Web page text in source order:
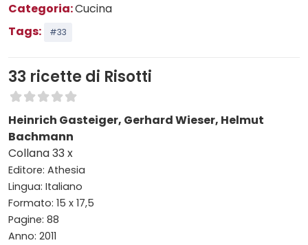
Categoria:Cucina
Tags:
#33
33 ricette di Risotti
Heinrich Gasteiger, Gerhard Wieser, Helmut
Bachmann
Collana 33 x
Editore: Athesia
Lingua: Italiano
Formato: 15 x 17,5
Pagine: 88
Anno: 2011